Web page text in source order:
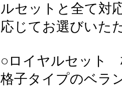
ルセットと全て対
応じてお選びいた
○ロイヤルセット
格子タイプのベラ